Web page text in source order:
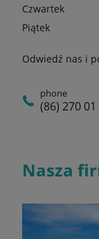
Czwartek
Piątek
Odwiedź nas i
phone
(86) 270 01
Nasza